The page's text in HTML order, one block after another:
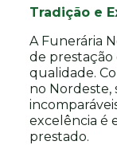
Tradição e
A Funerária
de prestação
qualidade.
no Nordeste,
excelência é
prestado.